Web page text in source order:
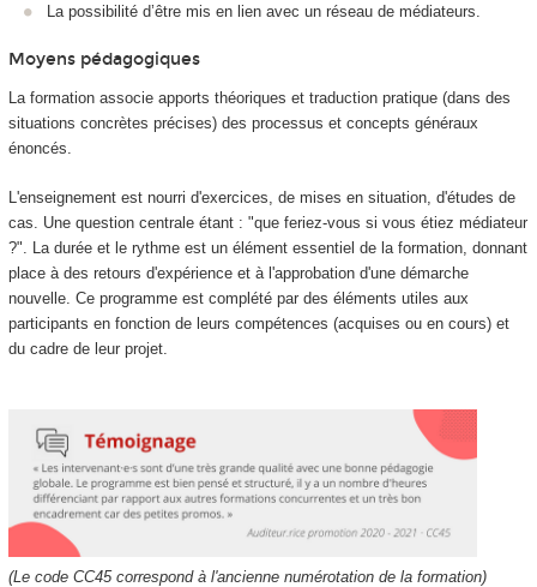
La possibilité d’être mis en lien avec un réseau de médiateurs.
Moyens pédagogiques
La formation associe apports théoriques et traduction pratique (dans des
situations concrètes précises) des processus et concepts généraux
énoncés.
L'enseignement est nourri d'exercices, de mises en situation, d'études de
cas. Une question centrale étant : "que feriez-vous si vous étiez médiateur
?". La durée et le rythme est un élément essentiel de la formation, donnant
place à des retours d'expérience et à l'approbation d'une démarche
nouvelle. Ce programme est complété par des éléments utiles aux
participants en fonction de leurs compétences (acquises ou en cours) et
du cadre de leur projet.
(Le code CC45 correspond à l'ancienne numérotation de la formation)